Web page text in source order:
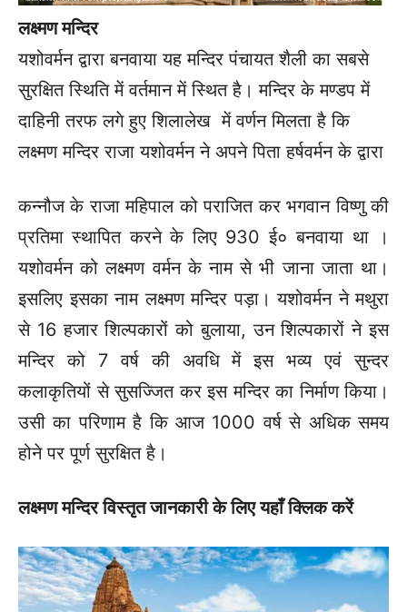
लक्ष्मण मन्दिर
यशोवर्मन द्वारा बनवाया यह मन्दिर पंचायत शैली का सबसे
सुरक्षित स्थिति में वर्तमान में स्थित है। मन्दिर के मण्डप में
दाहिनी तरफ लगे हुए शिलालेख में वर्णन मिलता है कि
लक्ष्मण मन्दिर राजा यशोवर्मन ने अपने पिता हर्षवर्मन के द्वारा
कन्नौज के राजा महिपाल को पराजित कर भगवान विष्णु की
प्रतिमा स्थापित करने के लिए 930 ई० बनवाया था ।
यशोवर्मन को लक्ष्मण वर्मन के नाम से भी जाना जाता था।
इसलिए इसका नाम लक्ष्मण मन्दिर पड़ा। यशोवर्मन ने मथुरा
से 16 हजार शिल्पकारों को बुलाया, उन शिल्पकारों ने इस
मन्दिर को 7 वर्ष की अवधि में इस भव्य एवं सुन्दर
कलाकृतियों से सुसज्जित कर इस मन्दिर का निर्माण किया।
उसी का परिणाम है कि आज 1000 वर्ष से अधिक समय
होने पर पूर्ण सुरक्षित है।
लक्ष्मण मन्दिर विस्तृत जानकारी के लिए यहाँ क्लिक करें